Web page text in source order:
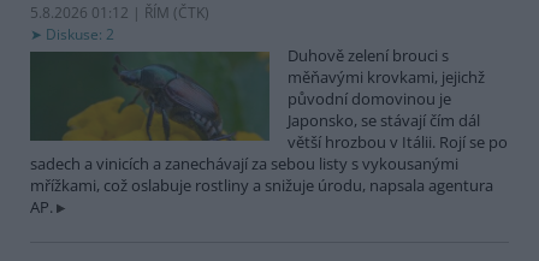
5.8.2026 01:12 | ŘÍM (ČTK)
Diskuse: 2
Duhově zelení brouci s
měňavými krovkami, jejichž
původní domovinou je
Japonsko, se stávají čím dál
větší hrozbou v Itálii. Rojí se po
sadech a vinicích a zanechávají za sebou listy s vykousanými
mřížkami, což oslabuje rostliny a snižuje úrodu, napsala agentura
AP.